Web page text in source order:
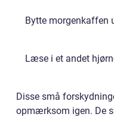
Bytte morgenkaffen
Læse i et andet
Disse små
opmærksom igen. De